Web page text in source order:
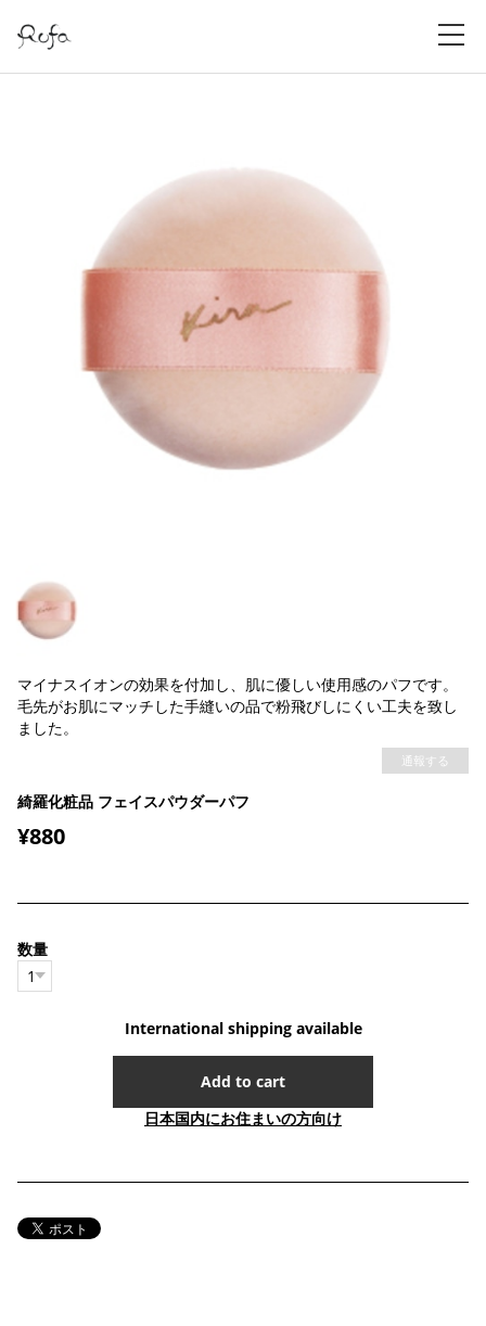
マイナスイオンの効果を付加し、肌に優しい使用感のパフです。
毛先がお肌にマッチした手縫いの品で粉飛びしにくい工夫を致し
ました。
通報する
綺羅化粧品 フェイスパウダーパフ
¥880
数量
International shipping available
Add to cart
日本国内にお住まいの方向け